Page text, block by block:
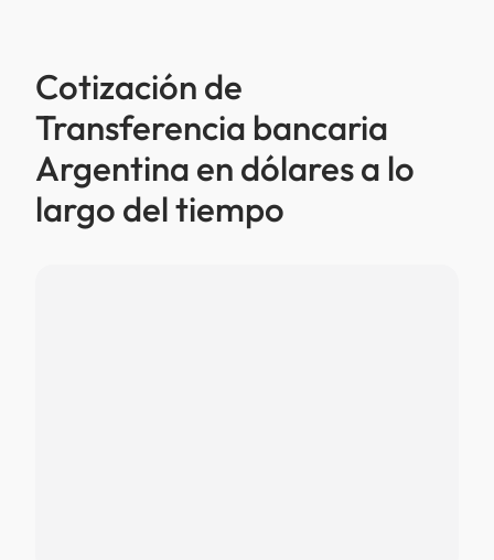
Cotización de
Transferencia bancaria
Argentina en dólares a lo
largo del tiempo